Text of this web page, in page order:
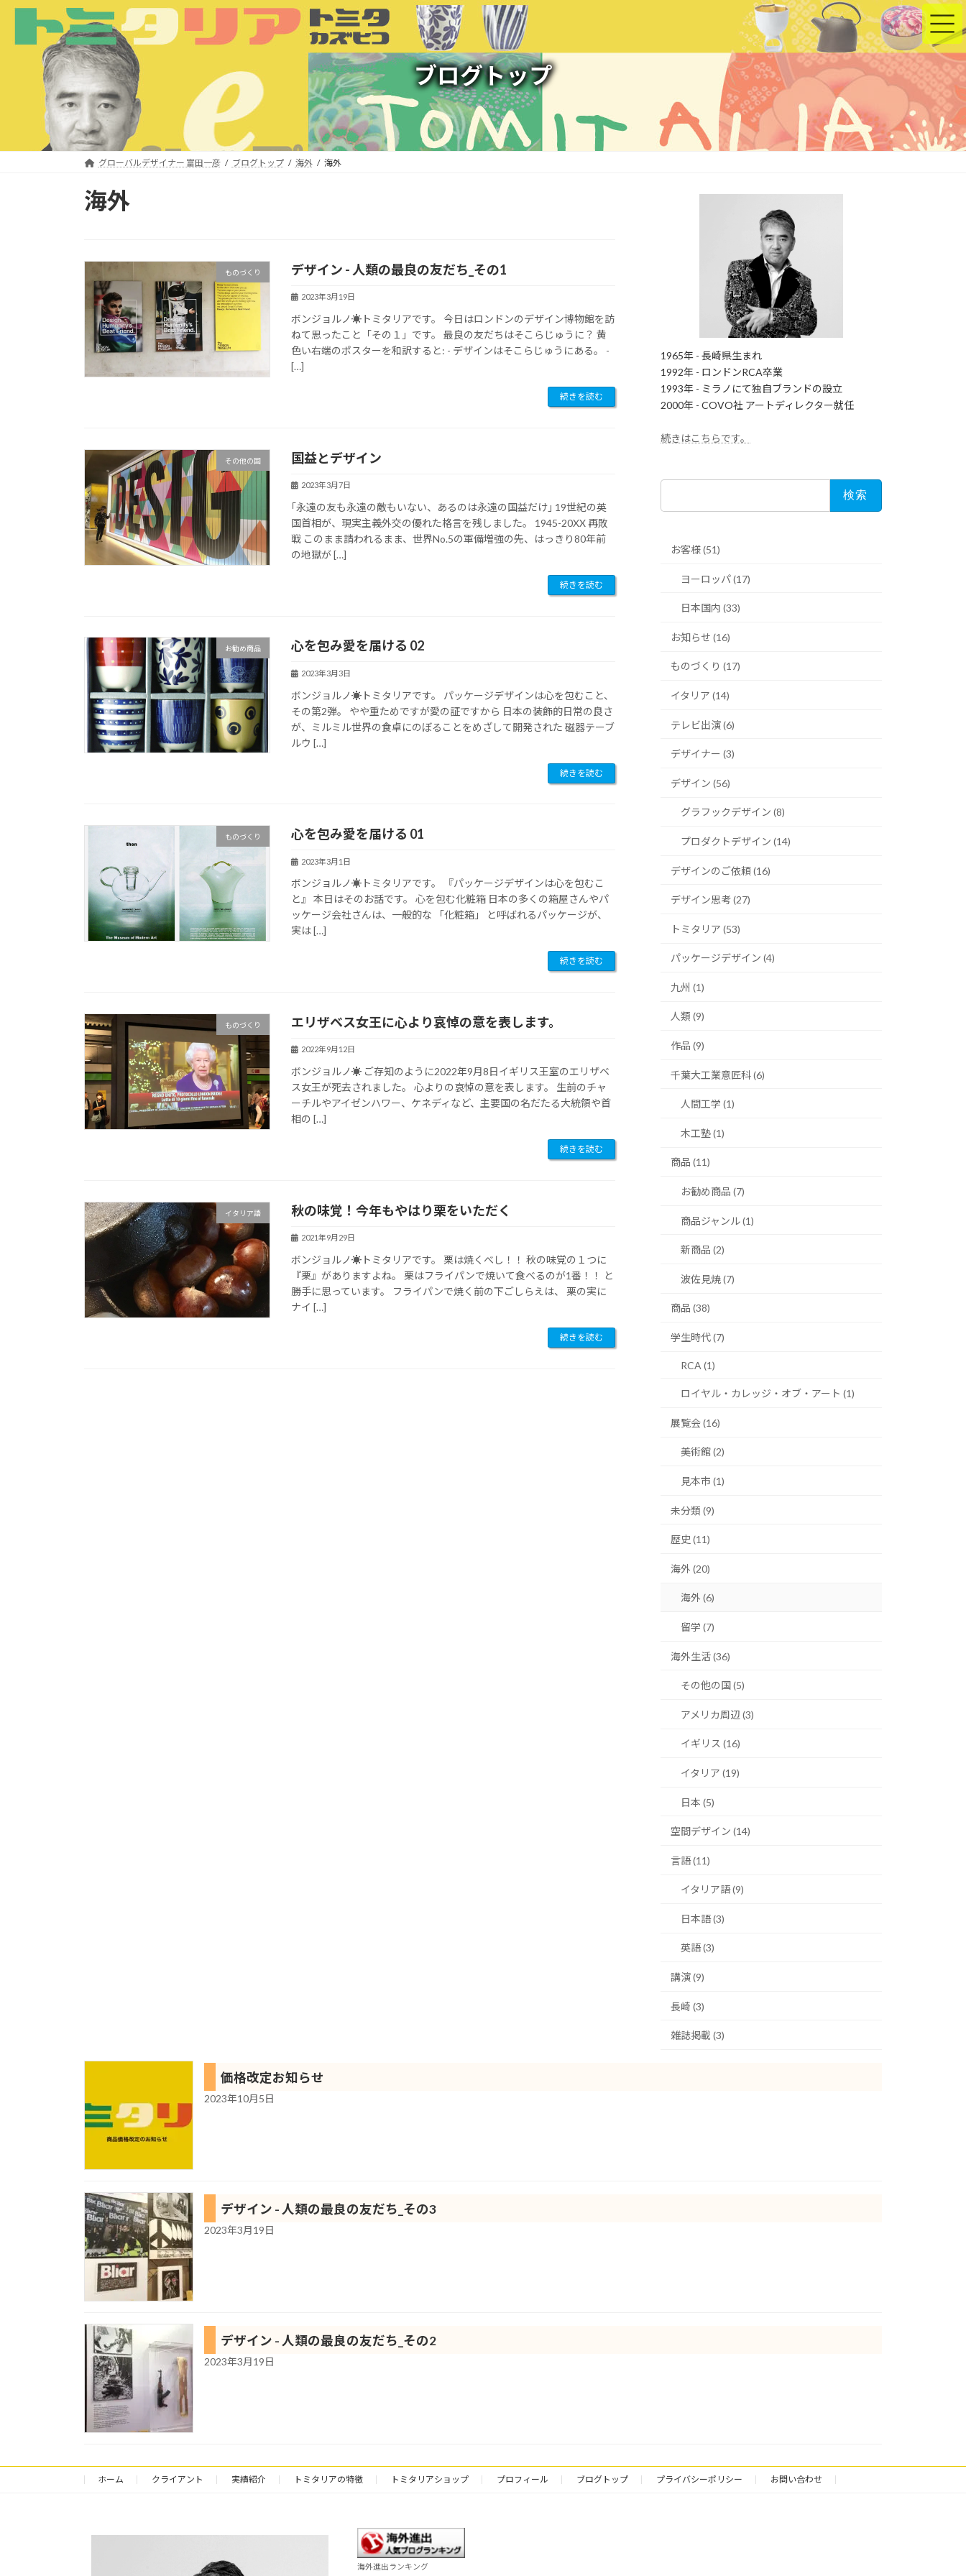
ブログトップ
グローバルデザイナー 富田一彦 ブログトップ 海外 海外
海外
ものづくり デザイン - 人類の最良の友だち_その1
2023年3月19日
ボンジョルノ☀︎トミタリアです。 今日はロンドンのデザイン博物館を訪
ねて思ったこと「その１」です。 最良の友だちはそこらじゅうに？ 黄
色い右端のポスターを和訳すると: - デザインはそこらじゅうにある。 -
[…]
続きを読む
その他の国 国益とデザイン
2023年3月7日
｢永遠の友も永遠の敵もいない、あるのは永遠の国益だけ｣ 19世紀の英
国首相が、現実主義外交の優れた格言を残しました。 1945-20XX 再敗
戦 このまま請われるまま、世界No.5の軍備増強の先、はっきり80年前
の地獄が […]
続きを読む
お勧め商品 心を包み愛を届ける 02
2023年3月3日
ボンジョルノ☀︎トミタリアです。 パッケージデザインは心を包むこと、
その第2弾。 やや重ためですが愛の証ですから 日本の装飾的日常の良さ
が、ミルミル世界の食卓にのぼることをめざして開発された 磁器テーブ
ルウ […]
続きを読む
ものづくり 心を包み愛を届ける 01
2023年3月1日
ボンジョルノ☀︎トミタリアです。 『パッケージデザインは心を包むこ
と』 本日はそのお話です。 心を包む化粧箱 日本の多くの箱屋さんやパ
ッケージ会社さんは、一般的な 「化粧箱」 と呼ばれるパッケージが、
実は […]
続きを読む
ものづくり エリザベス女王に心より哀悼の意を表します。
2022年9月12日
ボンジョルノ☀︎ ご存知のように2022年9月8日イギリス王室のエリザベ
ス女王が死去されました。 心よりの哀悼の意を表します。 生前のチャ
ーチルやアイゼンハワー、ケネディなど、主要国の名だたる大統領や首
相の […]
続きを読む
イタリア語 秋の味覚！今年もやはり栗をいただく
2021年9月29日
ボンジョルノ☀︎トミタリアです。 栗は焼くべし！！ 秋の味覚の１つに
『栗』がありますよね。 栗はフライパンで焼いて食べるのが1番！！ と
勝手に思っています。 フライパンで焼く前の下ごしらえは、 栗の実に
ナイ […]
続きを読む
1965年 - 長崎県生まれ
1992年 - ロンドンRCA卒業
1993年 - ミラノにて独自ブランドの設立
2000年 - COVO社 アートディレクター就任
続きはこちらです。
お客様 (51)
ヨーロッパ (17)
日本国内 (33)
お知らせ (16)
ものづくり (17)
イタリア (14)
テレビ出演 (6)
デザイナー (3)
デザイン (56)
グラフックデザイン (8)
プロダクトデザイン (14)
デザインのご依頼 (16)
デザイン思考 (27)
トミタリア (53)
パッケージデザイン (4)
九州 (1)
人類 (9)
作品 (9)
千葉大工業意匠科 (6)
人間工学 (1)
木工塾 (1)
商品 (11)
お勧め商品 (7)
商品ジャンル (1)
新商品 (2)
波佐見焼 (7)
商品 (38)
学生時代 (7)
RCA (1)
ロイヤル・カレッジ・オブ・アート (1)
展覧会 (16)
美術館 (2)
見本市 (1)
未分類 (9)
歴史 (11)
海外 (20)
海外 (6)
留学 (7)
海外生活 (36)
その他の国 (5)
アメリカ周辺 (3)
イギリス (16)
イタリア (19)
日本 (5)
空間デザイン (14)
言語 (11)
イタリア語 (9)
日本語 (3)
英語 (3)
講演 (9)
長崎 (3)
雑誌掲載 (3)
価格改定お知らせ
2023年10月5日
デザイン - 人類の最良の友だち_その3
2023年3月19日
デザイン - 人類の最良の友だち_その2
2023年3月19日
ホーム クライアント 実績紹介 トミタリアの特徴 トミタリアショップ プロフィール ブログトップ プライバシーポリシー お問い合わせ
海外進出ランキング